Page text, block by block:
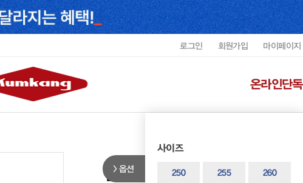
로그인 회원가입 마이페이지
온라인단독
옵션
사이즈
250 255 260
랜드마스터 남성 논슬립 중등산화